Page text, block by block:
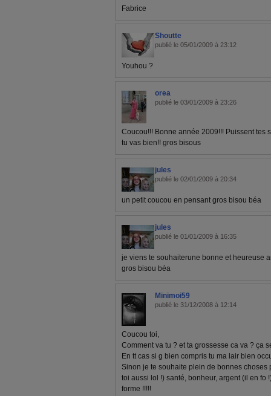
Fabrice
Shoutte
publié le 05/01/2009 à 23:12
Youhou ?
orea
publié le 03/01/2009 à 23:26
Coucou!!! Bonne année 2009!!! Puissent tes
tu vas bien!! gros bisous
jules
publié le 02/01/2009 à 20:34
un petit coucou en pensant gros bisou béa
jules
publié le 01/01/2009 à 16:35
je viens te souhaiterune bonne et heureuse
gros bisou béa
Minimoi59
publié le 31/12/2008 à 12:14
Coucou toi,
Comment va tu ? et ta grossesse ca va ? ça
En tt cas si g bien compris tu ma lair bien
Sinon je te souhaite plein de bonnes choses
toi aussi lol !) santé, bonheur, argent (il en fo
forme !!!!!